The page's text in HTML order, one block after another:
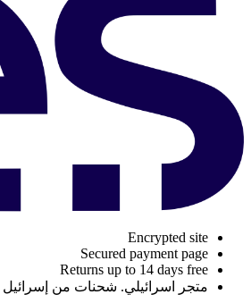
Encrypted site
Secured payment page
Returns up to 14 days free
متجر اسرائيلي. شحنات من إسرائيل